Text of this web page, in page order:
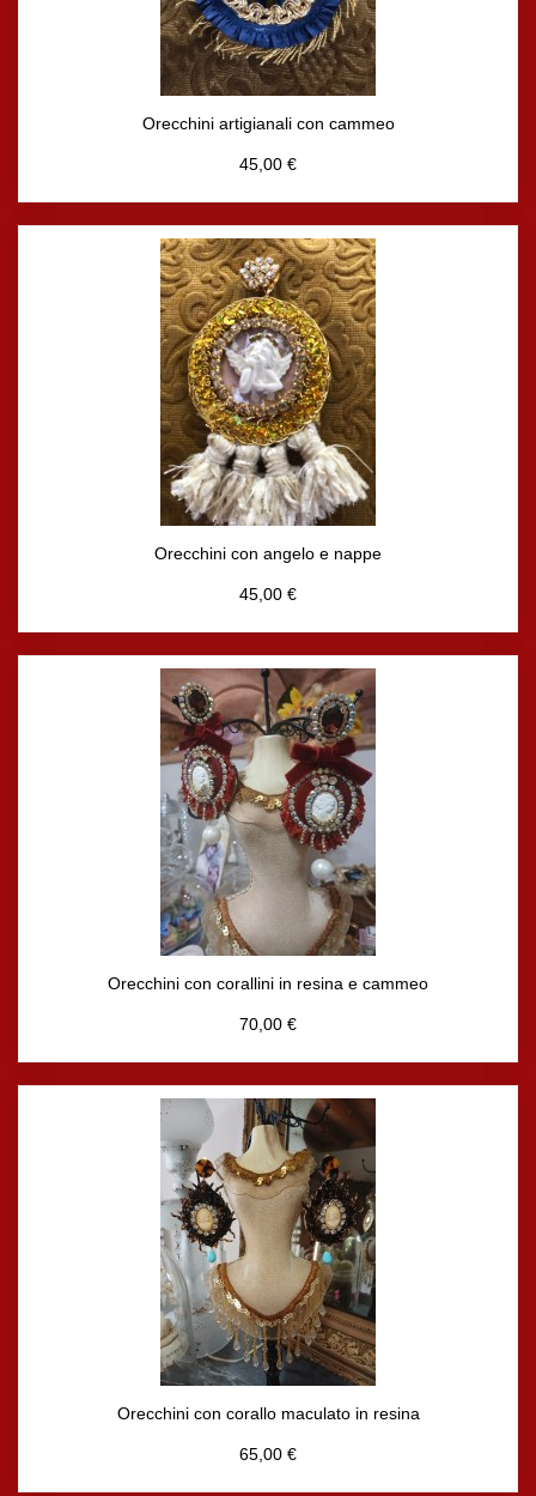
Orecchini artigianali con cammeo
45,00 €
Orecchini con angelo e nappe
45,00 €
Orecchini con corallini in resina e cammeo
70,00 €
Orecchini con corallo maculato in resina
65,00 €